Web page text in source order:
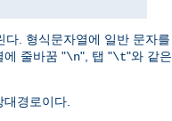
. 형식문자열에 일반 문자를
에 줄바꿈 "\n", 탭 "\t"와 같은
대경로이다.